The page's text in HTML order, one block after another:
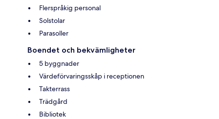
Flerspråkig personal
Solstolar
Parasoller
Boendet och bekvämligheter
5 byggnader
Värdeförvaringsskåp i receptionen
Takterrass
Trädgård
Bibliotek